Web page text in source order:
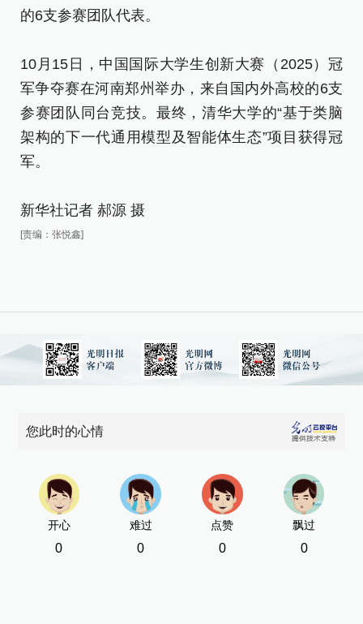
的6支参赛团队代表。
10月15日，中国国际大学生创新大赛（2025）冠
军争夺赛在河南郑州举办，来自国内外高校的6支
参赛团队同台竞技。最终，清华大学的“基于类脑
架构的下一代通用模型及智能体生态”项目获得冠
军。
新华社记者 郝源 摄
[责编：张悦鑫]
您此时的心情
开心
0
难过
0
点赞
0
飘过
0